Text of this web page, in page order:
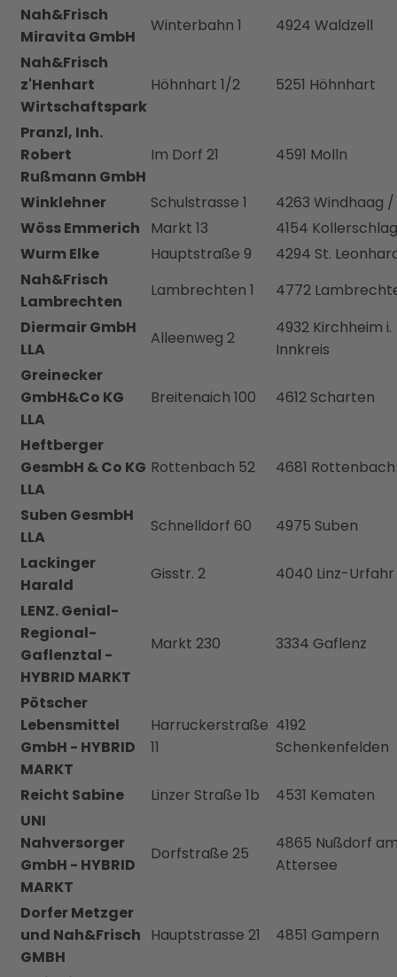
Nah&Frisch
Miravita GmbH
Winterbahn 1
4924 Waldzell
Nah&Frisch
z'Henhart
Wirtschaftspark
Höhnhart 1/2 5251 Höhnhart
Pranzl, Inh.
Robert
Rußmann GmbH
Im Dorf 21 4591 Molln
Winklehner Schulstrasse 1
4263 Windhaag /
Wöss Emmerich
Markt 13
4154 Kollerschlag
Wurm Elke
Hauptstraße 9
4294 St.
Nah&Frisch
Lambrechten
Lambrechten 1
4772
Diermair GmbH
LLA
Alleenweg 2
4932 Kirchheim i.
Innkreis
Greinecker
GmbH&Co KG
LLA
Breitenaich 100 4612 Scharten
Heftberger
GesmbH & Co KG
LLA
Rottenbach 52 4681 Rottenbach
Suben GesmbH
LLA
Schnelldorf 60
4975 Suben
Lackinger
Harald
Gisstr. 2
4040 Linz-Urfahr
LENZ. Genial-
Regional-
Gaflenztal -
HYBRID MARKT
Markt 230 3334 Gaflenz
Pötscher
Lebensmittel
GmbH - HYBRID
MARKT
Harruckerstraße
11
4192
Schenkenfelden
Reicht Sabine Linzer Straße 1b
4531 Kematen
UNI
Nahversorger
GmbH - HYBRID
MARKT
Dorfstraße 25
4865 Nußdorf
Attersee
Dorfer Metzger
und Nah&Frisch
GMBH
Hauptstrasse 21 4851 Gampern